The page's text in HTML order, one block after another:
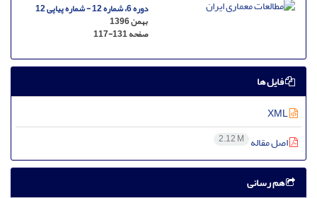
دوره 6، شماره 12 - شماره پیاپی 12
بهمن 1396
صفحه117-131
فایل ها
اصل مقاله 2.12 M
هم رسانی